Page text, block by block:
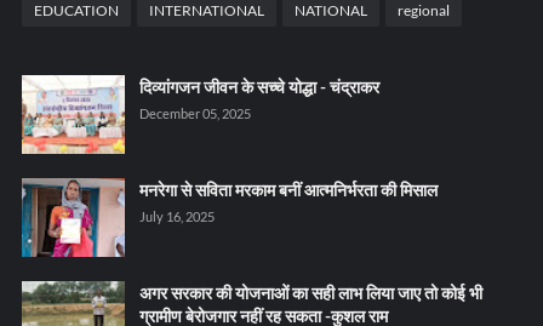
EDUCATION INTERNATIONAL NATIONAL regional
दिव्यांगजन जीवन के सच्चे योद्धा - चंद्राकर
December 05, 2025
मनरेगा से सविता मरकाम बनीं आत्मनिर्भरता की मिसाल
July 16, 2025
अगर सरकार की योजनाओं का सही लाभ लिया जाए तो कोई भी
ग्रामीण बेरोजगार नहीं रह सकता -कुशल राम